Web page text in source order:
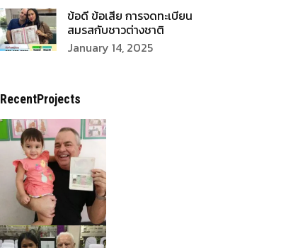
ข้อดี ข้อเสีย การจดทะเบียน
สมรสกับชาวต่างชาติ
January 14, 2025
RecentProjects